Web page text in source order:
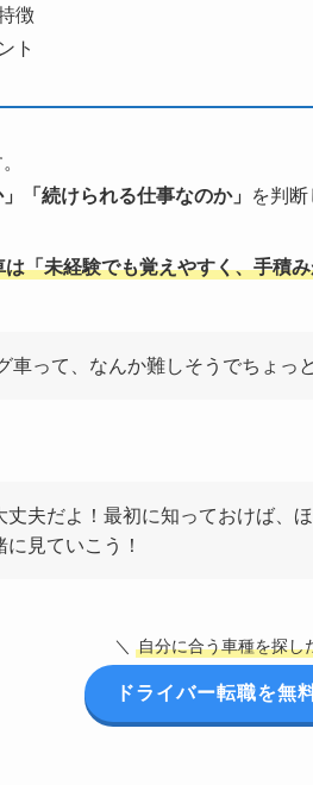
徴
ト
「続けられる仕事なのか」
を判断
は「未経験でも覚えやすく、手積
車って、なんか難しそうでちょっ
丈夫だよ！最初に知っておけば、
に見ていこう！
＼ 自分に合う車種を探し
ドライバー転職を無